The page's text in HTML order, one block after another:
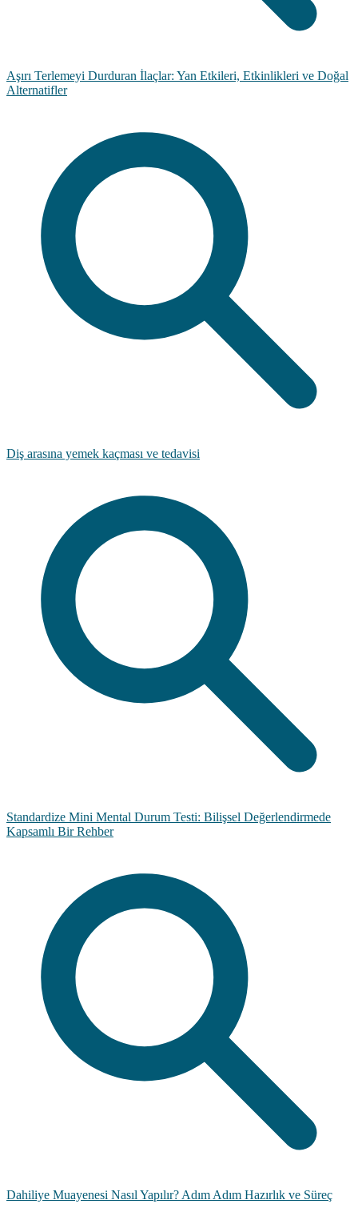
Aşırı Terlemeyi Durduran İlaçlar: Yan Etkileri, Etkinlikleri ve Doğal
Alternatifler
Diş arasına yemek kaçması ve tedavisi
Standardize Mini Mental Durum Testi: Bilişsel Değerlendirmede
Kapsamlı Bir Rehber
Dahiliye Muayenesi Nasıl Yapılır? Adım Adım Hazırlık ve Süreç